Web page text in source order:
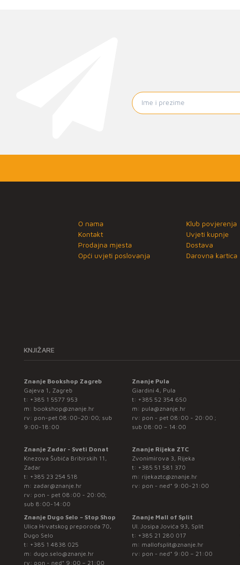
O nama
Kontakt
Prodajna mjesta
Opći uvjeti poslovanja
Klub povjerenja
Uvjeti kupnje
Dostava
Darovna kartica
KNJIŽARE
Znanje Bookshop Zagreb
Gajeva 1, Zagreb
t: +385 1 5577 953
m: bookshop@znanje.hr
rv: pon-pet 08:00-20:00; sub
9:00-18:00
Znanje Pula
Giardini 4, Pula
t: +385 52 354 650
m: pula@znanje.hr
rv: pon - pet 08:00 - 20:00 ;
sub 08:00 – 14:00
Znanje Zadar - Sveti Donat
Knezova Šubića Bribirskih 11,
Zadar
t: +385 23 254 518
m: zadar@znanje.hr
rv: pon - pet 08:00 - 20:00;
sub 8:00-14:00
Znanje Rijeka ZTC
Zvonimirova 3, Rijeka
t: +385 51 581 370
m: rijekaztc@znanje.hr
rv: pon - ned* 9:00-21:00
Znanje Dugo Selo – Stop Shop
Ulica Hrvatskog preporoda 70,
Dugo Selo
t: +385 1 4838 025
m: dugo.selo@znanje.hr
rv: pon - ned* 9:00 – 21:00
Znanje Mall of Split
Ul. Josipa Jovića 93, Split
t: +385 21 280 017
m: mallofsplit@znanje.hr
rv: pon - ned* 9:00 – 21:00